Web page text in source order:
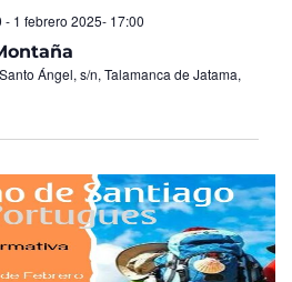
- 1 febrero 2025- 17:00
Ángel, s/n, Talamanca de Jatama,